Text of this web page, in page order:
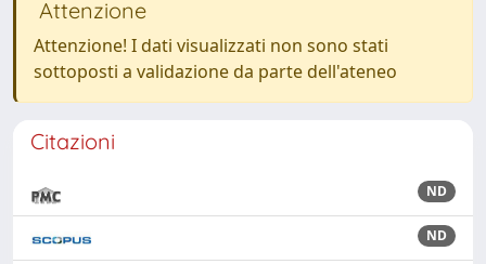
Attenzione
Attenzione! I dati visualizzati non sono stati
sottoposti a validazione da parte dell'ateneo
Citazioni
ND
ND